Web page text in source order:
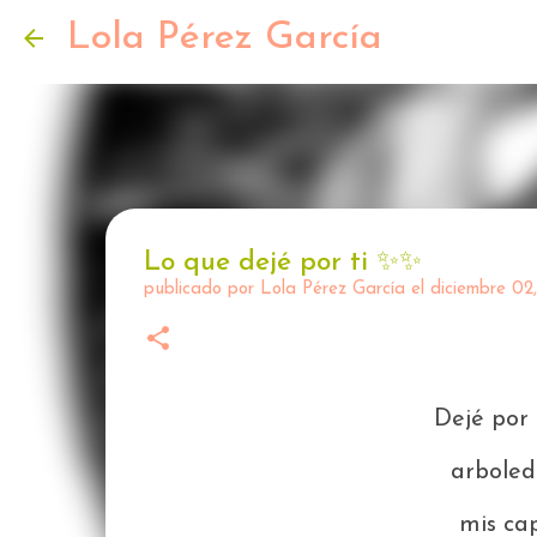
Lola Pérez García
Lo que dejé por ti ✨️✨️
publicado por Lola Pérez García el diciembre
Dejé por
mis